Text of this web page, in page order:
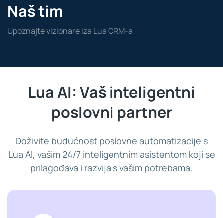
Naš tim
Upoznajte vizionare iza Lua CRM-a
Lua AI: Vaš inteligentni
poslovni partner
Doživite budućnost poslovne automatizacije s
Lua AI, vašim 24/7 inteligentnim asistentom koji se
prilagođava i razvija s vašim potrebama.